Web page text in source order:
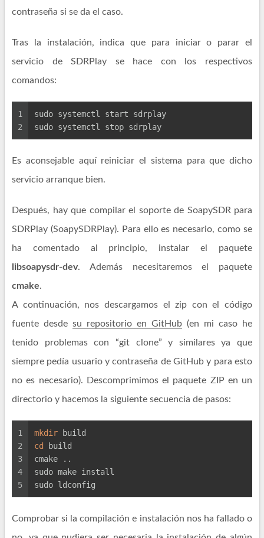
contraseña si se da el caso.
Tras la instalación, indica que para iniciar o parar el
servicio de SDRPlay se hace con los respectivos
comandos:
1
2
sudo systemctl start sdrplay
sudo systemctl stop sdrplay
Es aconsejable aquí reiniciar el sistema para que dicho
servicio arranque bien.
Después, hay que compilar el soporte de SoapySDR para
SDRPlay (SoapySDRPlay). Para ello es necesario, como se
ha comentado al principio, instalar el paquete
libsoapysdr-dev. Además necesitaremos el paquete
cmake.
A continuación, nos descargamos el zip con el código
fuente desde su repositorio en GitHub (en mi caso he
tenido problemas con “git clone” y similares ya que
siempre pedía usuario y contraseña de GitHub y para esto
no es necesario). Descomprimimos el paquete ZIP en un
directorio y hacemos la siguiente secuencia de pasos:
1
2
3
4
5
mkdir build
cd
build
cmake ..
sudo make install
sudo ldconfig
Comprobar si la compilación e instalación nos ha fallado o